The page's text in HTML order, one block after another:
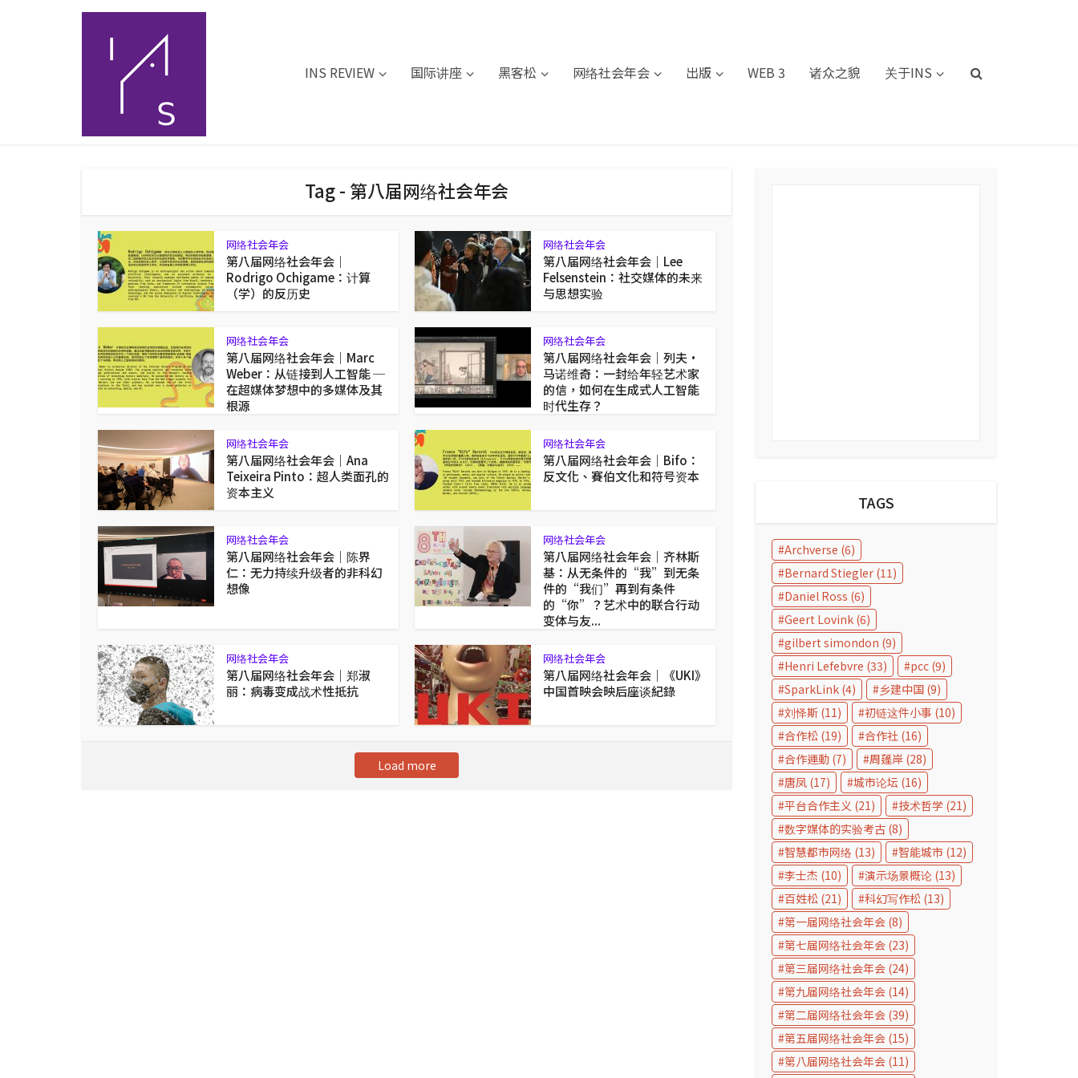
INS REVIEW 国际讲座 黑客松 网络社会年会 出版 WEB 3 诸众之貌 关于INS
Tag - 第八届网络社会年会
网络社会年会
第八届网络社会年会｜
Rodrigo Ochigame：计算
（学）的反历史
网络社会年会
第八届网络社会年会｜Lee
Felsenstein：社交媒体的未来
与思想实验
网络社会年会
第八届网络社会年会｜Marc
Weber：从链接到人工智能 ─
在超媒体梦想中的多媒体及其
根源
网络社会年会
第八届网络社会年会｜列夫·
马诺维奇：一封给年轻艺术家
的信，如何在生成式人工智能
时代生存？
网络社会年会
第八届网络社会年会｜Ana
Teixeira Pinto：超人类面孔的
资本主义
网络社会年会
第八届网络社会年会｜Bifo：
反文化、賽伯文化和符号资本
网络社会年会
第八届网络社会年会｜陈界
仁：无力持续升级者的非科幻
想像
网络社会年会
第八届网络社会年会｜齐林斯
基：从无条件的“我”到无条
件的“我们”再到有条件
的“你”？艺术中的联合行动
变体与友...
网络社会年会
第八届网络社会年会｜郑淑
丽：病毒变成战术性抵抗
网络社会年会
第八届网络社会年会｜《UKI》
中国首映会映后座谈紀錄
Load more
TAGS
Archverse (6)
Bernard Stiegler (11)
Daniel Ross (6)
Geert Lovink (6)
gilbert simondon (9)
Henri Lefebvre (33) pcc (9)
SparkLink (4) 乡建中国 (9)
刘怿斯 (11) 初链这件小事 (10)
合作松 (19) 合作社 (16)
合作運動 (7) 周蓬岸 (28)
唐凤 (17) 城市论坛 (16)
平台合作主义 (21) 技术哲学 (21)
数字媒体的实验考古 (8)
智慧都市网络 (13) 智能城市 (12)
李士杰 (10) 演示场景概论 (13)
百姓松 (21) 科幻写作松 (13)
第一届网络社会年会 (8)
第七届网络社会年会 (23)
第三届网络社会年会 (24)
第九届网络社会年会 (14)
第二届网络社会年会 (39)
第五届网络社会年会 (15)
第八届网络社会年会 (11)